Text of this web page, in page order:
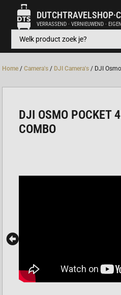
VERRASSEND · VERNIEUWEND ·
Home /Camera's / DJI Camera's / DJI
DJI OSMO POCKET
COMBO